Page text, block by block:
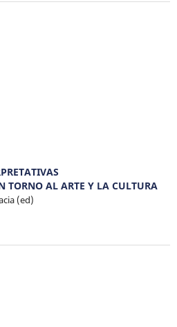
TORNO AL ARTE Y LA CULTURA
(ed)